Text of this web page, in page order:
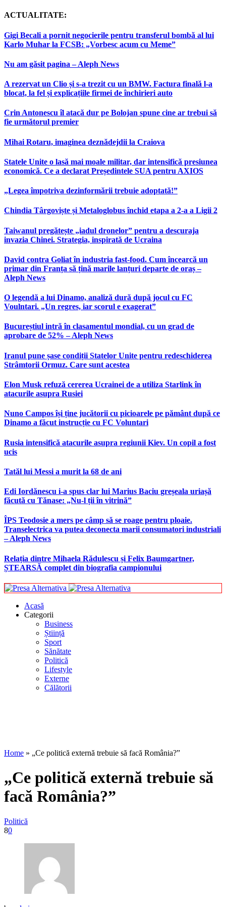
ACTUALITATE:
Gigi Becali a pornit negocierile pentru transferul bombă al lui
Karlo Muhar la FCSB: „Vorbesc acum cu Meme”
Nu am găsit pagina – Aleph News
A rezervat un Clio și s-a trezit cu un BMW. Factura finală l-a
blocat, la fel și explicațiile firmei de închirieri auto
Crin Antonescu îl atacă dur pe Bolojan spune cine ar trebui să
fie următorul premier
Mihai Rotaru, imaginea deznădejdii la Craiova
Statele Unite o lasă mai moale militar, dar intensifică presiunea
economică. Ce a declarat Președintele SUA pentru AXIOS
„Legea împotriva dezinformării trebuie adoptată!”
Chindia Târgoviște și Metaloglobus închid etapa a 2-a a Ligii 2
Taiwanul pregătește „iadul dronelor” pentru a descuraja
invazia Chinei. Strategia, inspirată de Ucraina
David contra Goliat în industria fast-food. Cum încearcă un
primar din Franța să țină marile lanțuri departe de oraș –
Aleph News
O legendă a lui Dinamo, analiză dură după jocul cu FC
Voulntari. „Un regres, iar scorul e exagerat”
Bucureștiul intră în clasamentul mondial, cu un grad de
aprobare de 52% – Aleph News
Iranul pune șase condiții Statelor Unite pentru redeschiderea
Strâmtorii Ormuz. Care sunt acestea
Elon Musk refuză cererea Ucrainei de a utiliza Starlink în
atacurile asupra Rusiei
Nuno Campos își ține jucătorii cu picioarele pe pământ după ce
Dinamo a făcut instrucție cu FC Voluntari
Rusia intensifică atacurile asupra regiunii Kiev. Un copil a fost
ucis
Tatăl lui Messi a murit la 68 de ani
Edi Iordănescu i-a spus clar lui Marius Baciu greșeala uriașă
făcută cu Tănase: „Nu-l ții în vitrină”
ÎPS Teodosie a mers pe câmp să se roage pentru ploaie.
Transelectrica va putea deconecta marii consumatori industriali
– Aleph News
Relația dintre Mihaela Rădulescu și Felix Baumgartner,
ȘTEARSĂ complet din biografia campionului
Acasă
Categorii
Business
Știință
Sport
Sănătate
Politică
Lifestyle
Externe
Călătorii
Home » „Ce politică externă trebuie să facă România?”
„Ce politică externă trebuie să
facă România?”
Politică
80